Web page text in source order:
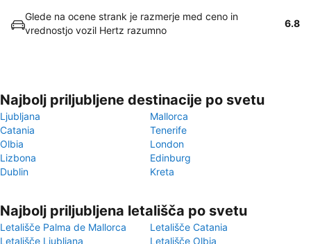
Glede na ocene strank je razmerje med ceno in
vrednostjo vozil Hertz razumno
6.8
Najbolj priljubljene destinacije po svetu
Ljubljana
Mallorca
Catania
Tenerife
Olbia
London
Lizbona
Edinburg
Dublin
Kreta
Najbolj priljubljena letališča po svetu
Letališče Palma de Mallorca
Letališče Catania
Letališče Ljubljana
Letališče Olbia